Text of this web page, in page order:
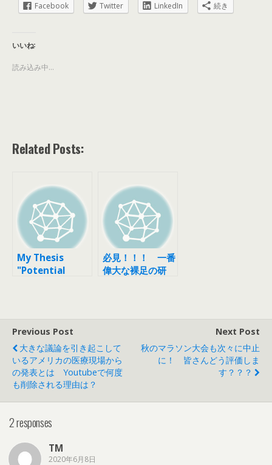
Facebook Twitter LinkedIn 続き
いいね:
読み込み中...
Related Posts:
My Thesis
"Potential
必見！！！ 一番
偉大な裸足の研
Previous Post
大きな議論を引き起こして
いるアメリカの医療現場から
の発表とは Youtubeで何度
も削除される理由は？
Next Post
秋のマラソン大会も次々に中止
に！ 皆さんどう評価しま
す？？？
2 responses
TM
2020年6月8日